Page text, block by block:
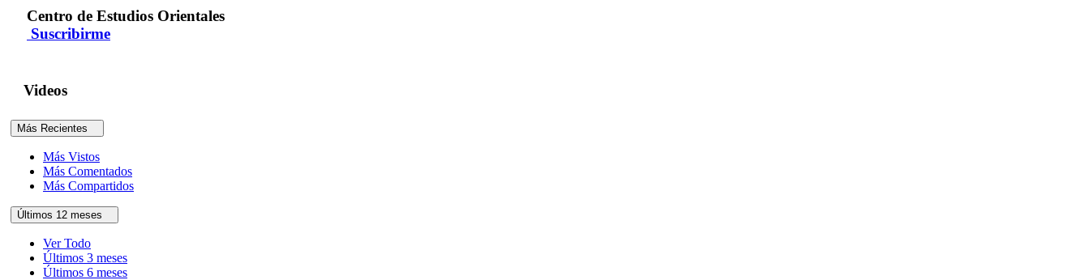
Centro de Estudios Orientales
Suscribirme
Videos
Más Recientes
Más Vistos
Más Comentados
Más Compartidos
Últimos 12 meses
Ver Todo
Últimos 3 meses
Últimos 6 meses